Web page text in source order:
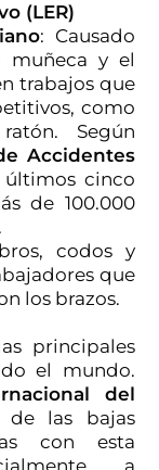
(LER)
: Causado
muñeca y el
trabajos que
como
Según
Accidentes
últimos cinco
de 100.000
codos y
que
los brazos.
principales
el mundo.
del
de las bajas
con esta